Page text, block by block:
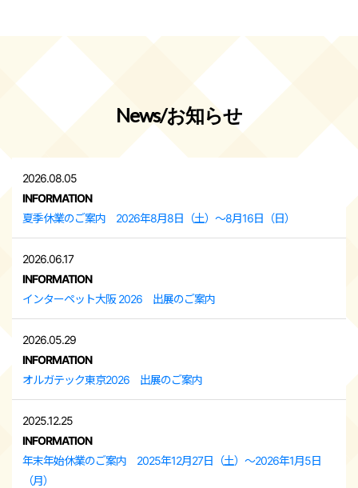
News/お知らせ
2026.08.05
INFORMATION
夏季休業のご案内 2026年8月8日（土）～8月16日（日）
2026.06.17
INFORMATION
インターペット大阪 2026 出展のご案内
2026.05.29
INFORMATION
オルガテック東京2026 出展のご案内
2025.12.25
INFORMATION
年末年始休業のご案内 2025年12月27日（土）～2026年1月5日
（月）